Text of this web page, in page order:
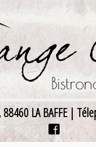
LA BAFFE |